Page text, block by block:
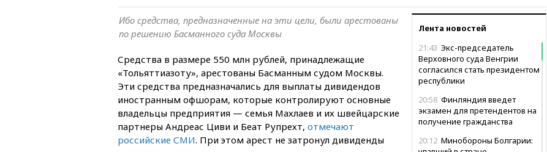
Лента новостей
21:43 Экс-председатель
Верховного суда Венгрии
согласился стать президентом
республики
20:58 Финляндия введет
экзамен для претендентов на
получение гражданства
20:12 Минобороны Болгарии:
Ибо средства, предназначенные на эти цели, были арестованы
по решению Басманного суда Москвы
Средства в размере 550 млн рублей, принадлежащие
«Тольяттиазоту», арестованы Басманным судом Москвы.
Эти средства предназначались для выплаты дивидендов
иностранным офшорам, которые контролируют основные
владельцы предприятия — семья Махлаев и их швейцарские
партнеры Андреас Циви и Беат Рупрехт, отмечают
российские СМИ. При этом арест не затронул дивиденды